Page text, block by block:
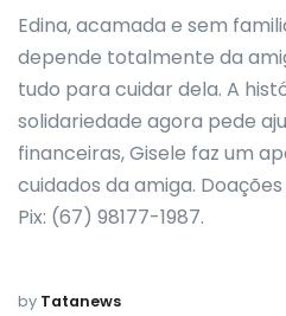
Edina, acamada e sem
depende totalmente da
tudo para cuidar dela. A
solidariedade agora pede
financeiras, Gisele faz um
cuidados da amiga.
Pix: (67) 98177-1987.
by Tatanews